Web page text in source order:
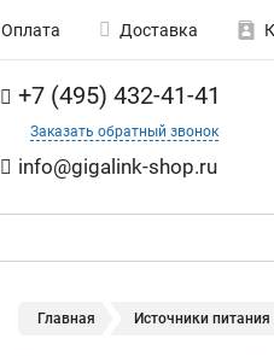
Оплата Доставка
+7 (495) 432-41-41
Заказать обратный звонок
info@gigalink-shop.ru
Главная Источники питания